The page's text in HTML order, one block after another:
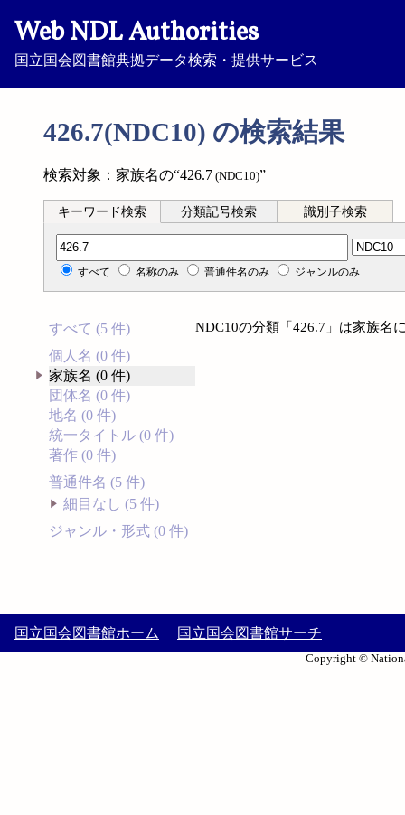
Web NDL Authorities
国立国会図書館典拠データ検索・提供サービス
426.7(NDC10) の検索結果
検索対象：家族名の“426.7 (NDC10)”
キーワード検索 分類記号検索 識別子検索
分類記号検索
すべて 名称のみ 普通件名のみ ジャンルのみ
すべて (5 件)
個人名 (0 件)
家族名 (0 件)
団体名 (0 件)
地名 (0 件)
統一タイトル (0 件)
著作 (0 件)
普通件名 (5 件)
細目なし (5 件)
ジャンル・形式 (0 件)
NDC10の分類「426.7」は家族名
国立国会図書館ホーム 国立国会図書館サーチ
Copyright ©